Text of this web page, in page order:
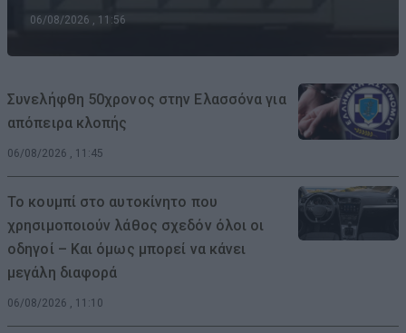
06/08/2026 , 11:56
Συνελήφθη 50χρονος στην Ελασσόνα για
απόπειρα κλοπής
06/08/2026 , 11:45
Το κουμπί στο αυτοκίνητο που
χρησιμοποιούν λάθος σχεδόν όλοι οι
οδηγοί – Και όμως μπορεί να κάνει
μεγάλη διαφορά
06/08/2026 , 11:10